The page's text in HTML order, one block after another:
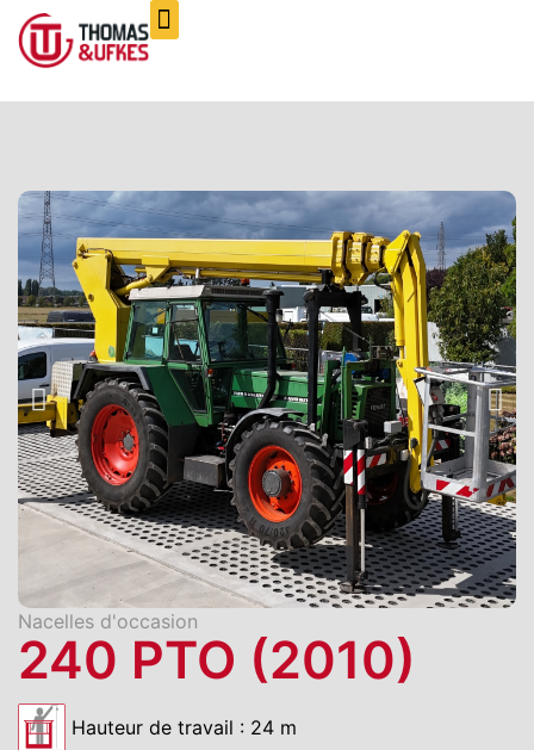
Nacelles d'occasion
240 PTO (2010)
Hauteur de travail : 24 m